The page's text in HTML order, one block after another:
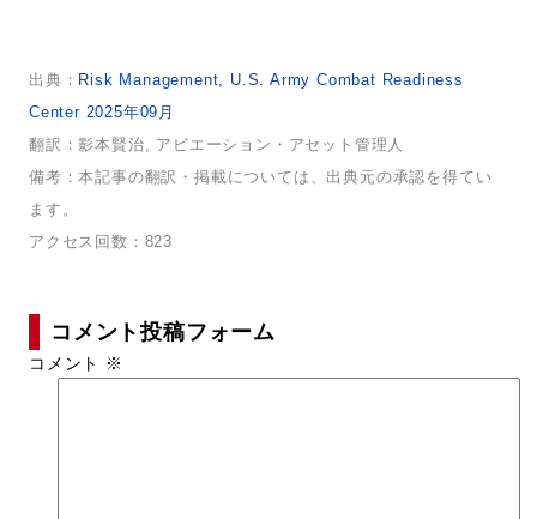
出典： Risk Management, U.S. Army Combat Readiness
Center 2025年09月
翻訳：影本賢治, アビエーション・アセット管理人
備考：本記事の翻訳・掲載については、出典元の承認を得てい
ます。
アクセス回数：823
コメント投稿フォーム
コメント ※